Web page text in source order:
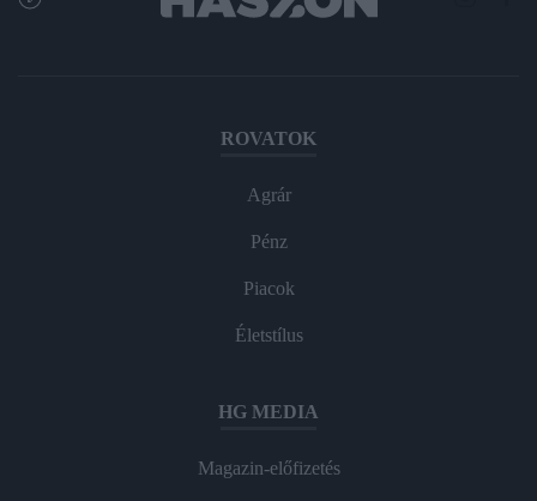
ROVATOK
Agrár
Pénz
Piacok
Életstílus
HG MEDIA
Magazin-előfizetés